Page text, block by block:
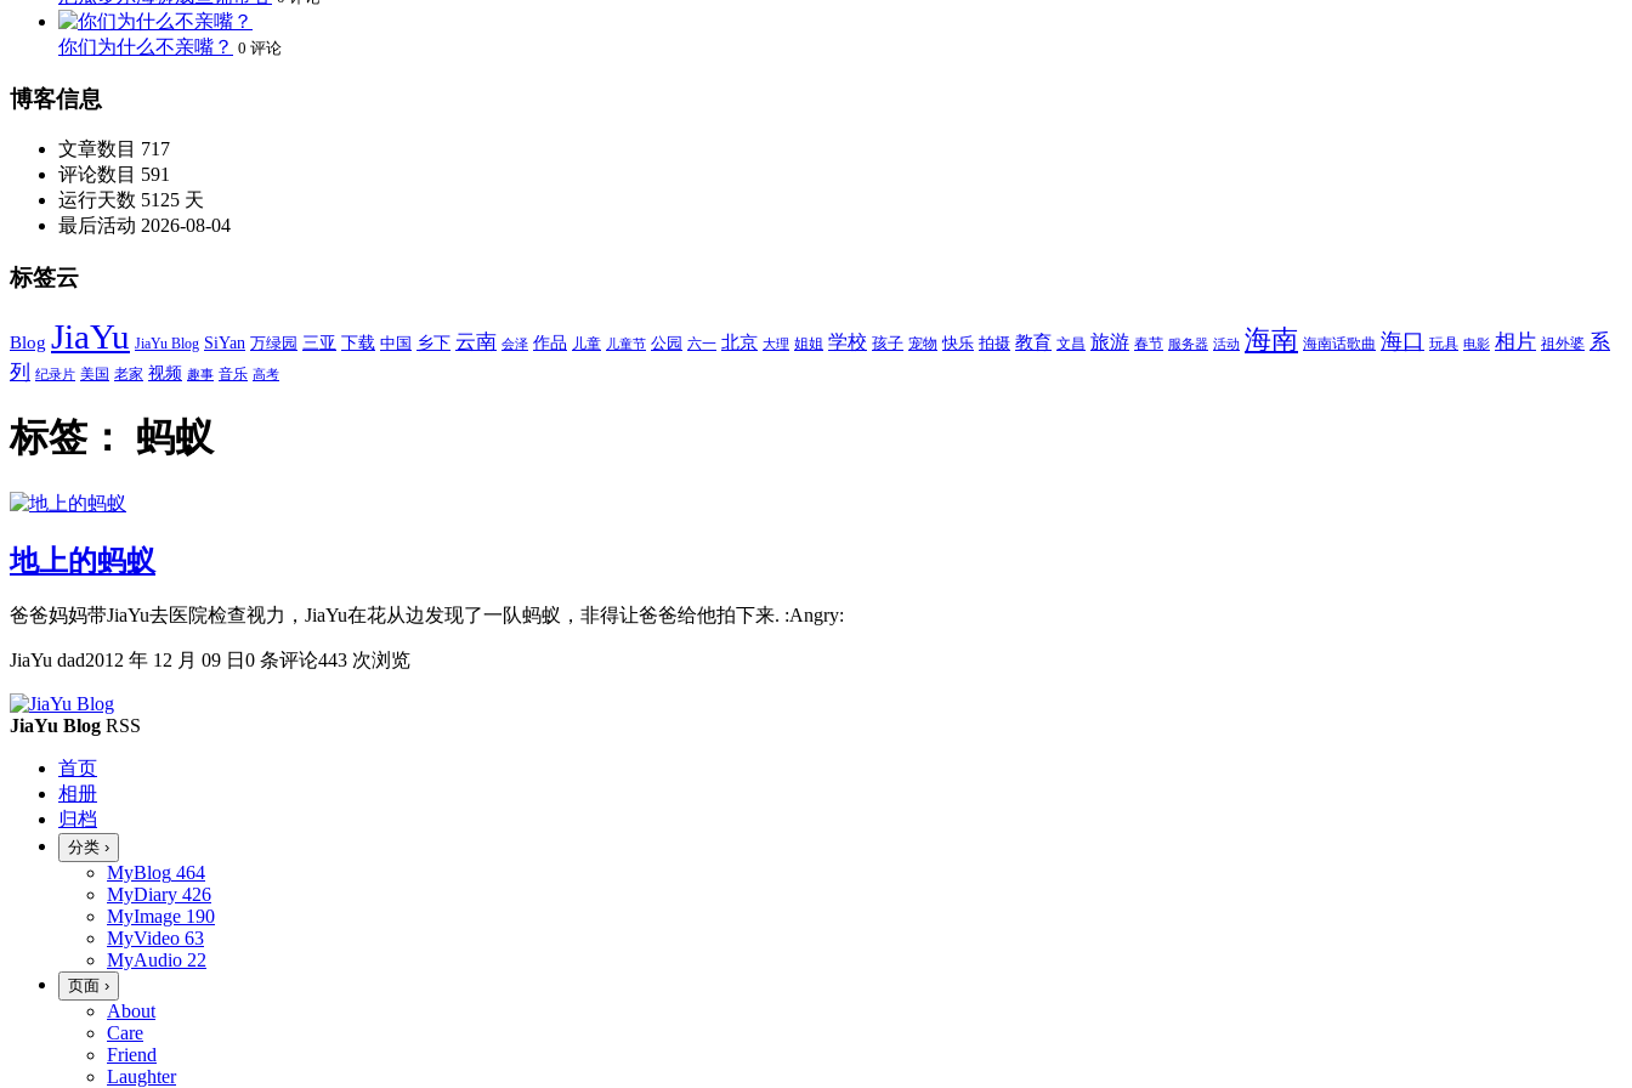
你们为什么不亲嘴？ 0 评论
博客信息
文章数目 717
评论数目 591
运行天数 5125 天
最后活动 2026-08-04
标签云
Blog JiaYu JiaYu Blog SiYan 万绿园 三亚 下载 中国 乡下 云南 会泽 作品 儿童 儿童节 公园 六一 北京 大理 姐姐 学校 孩子 宠物 快乐 拍摄 教育 文昌 旅游 春节 服务器 活动 海南 海南话歌曲 海口 玩具 电影 相片 祖外婆 系
列
纪录片 美国 老家 视频 趣事 音乐 高考
标签： 蚂蚁
地上的蚂蚁
爸爸妈妈带JiaYu去医院检查视力，JiaYu在花从边发现了一队蚂蚁，非得让爸爸给他拍下来. :Angry:
JiaYu dad2012 年 12 月 09 日 0 条评论443 次浏览
JiaYu Blog RSS
首页
相册
归档
分类 ›
MyBlog 464
MyDiary 426
MyImage 190
MyVideo 63
MyAudio 22
页面 ›
About
Care
Friend
Laughter